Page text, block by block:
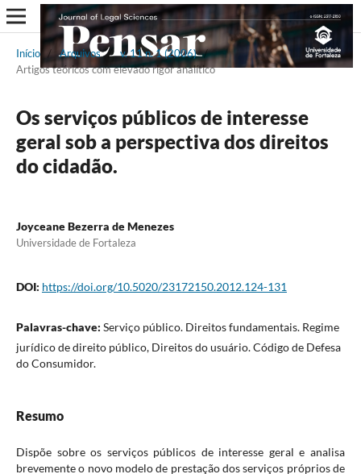
Início / Arquivos / v. 11 n. 1 (2006) /
Artigos teóricos com elevado rigor analítico
Os serviços públicos de interesse
geral sob a perspectiva dos direitos
do cidadão.
Joyceane Bezerra de Menezes
Universidade de Fortaleza
DOI: https://doi.org/10.5020/23172150.2012.124-131
Palavras-chave: Serviço público. Direitos fundamentais. Regime
jurídico de direito público, Direitos do usuário. Código de Defesa
do Consumidor.
Resumo
Dispõe sobre os serviços públicos de interesse geral e analisa
brevemente o novo modelo de prestação dos serviços próprios de